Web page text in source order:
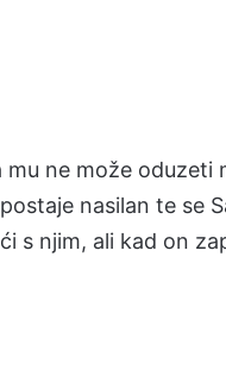
mu ne može
nasilan te se
s njim, ali kad on